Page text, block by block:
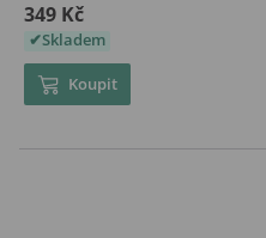
349 Kč
Skladem
Koupit